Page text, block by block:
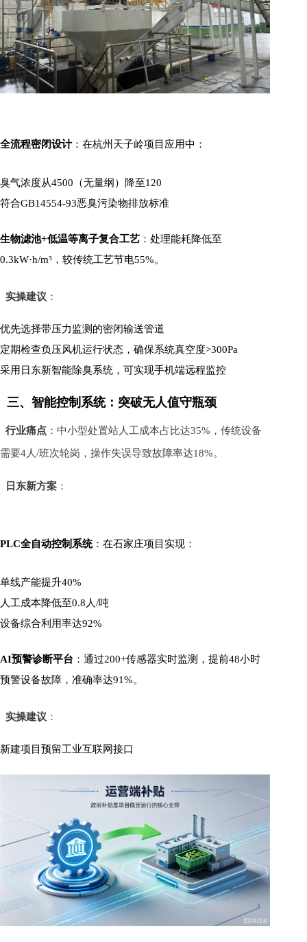
全流程密闭设计：在杭州天子岭项目应用中：
臭气浓度从4500（无量纲）降至120
符合GB14554-93恶臭污染物排放标准
生物滤池+低温等离子复合工艺 ：处理能耗降低至
0.3kW·h/m³，较传统工艺节电55%。
实操建议 ：
优先选择带压力监测的密闭输送管道
定期检查负压风机运行状态，确保系统真空度>300Pa
采用日东新智能除臭系统，可实现手机端远程监控
三、智能控制系统：突破无人值守瓶颈
行业痛点：中小型处置站人工成本占比达35%，传统设备
需要4人/班次轮岗，操作失误导致故障率达18%。
日东新方案：
PLC全自动控制系统：在石家庄项目实现：
单线产能提升40%
人工成本降低至0.8人/吨
设备综合利用率达92%
AI预警诊断平台 ：通过200+传感器实时监测，提前48小时
预警设备故障，准确率达91%。
实操建议 ：
新建项目预留工业互联网接口